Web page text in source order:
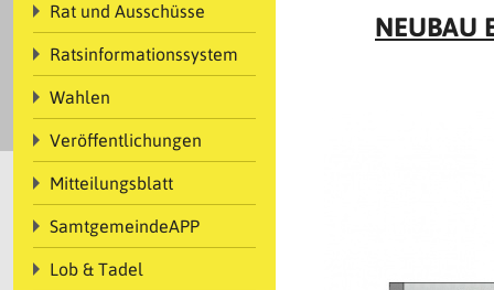
Rat und Ausschüsse
Ratsinformationssystem
Wahlen
Veröffentlichungen
Mitteilungsblatt
SamtgemeindeAPP
Lob & Tadel
NEUBAU